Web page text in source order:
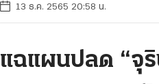
13 ธ.ค. 2565 20:58 น.
แฉแผนปลด “จุ